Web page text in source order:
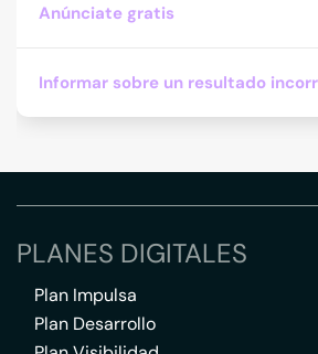
Anúnciate gratis
Informar sobre un resultado
PLANES DIGITALES
Plan Impulsa
Plan Desarrollo